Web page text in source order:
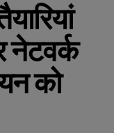
नेटवर्क
को